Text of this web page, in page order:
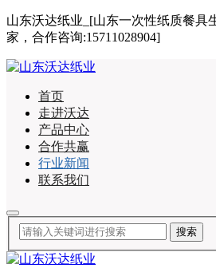
山东沃达纸业_[山东一次性纸质餐具
家，合作咨询:15711028904]
首页
走进沃达
产品中心
合作共赢
行业新闻
联系我们